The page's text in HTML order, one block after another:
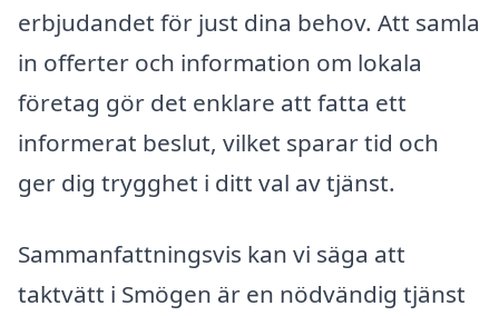
erbjudandet för just dina behov. Att samla
in offerter och information om lokala
företag gör det enklare att fatta ett
informerat beslut, vilket sparar tid och
ger dig trygghet i ditt val av tjänst.
Sammanfattningsvis kan vi säga att
taktvätt i Smögen är en nödvändig tjänst